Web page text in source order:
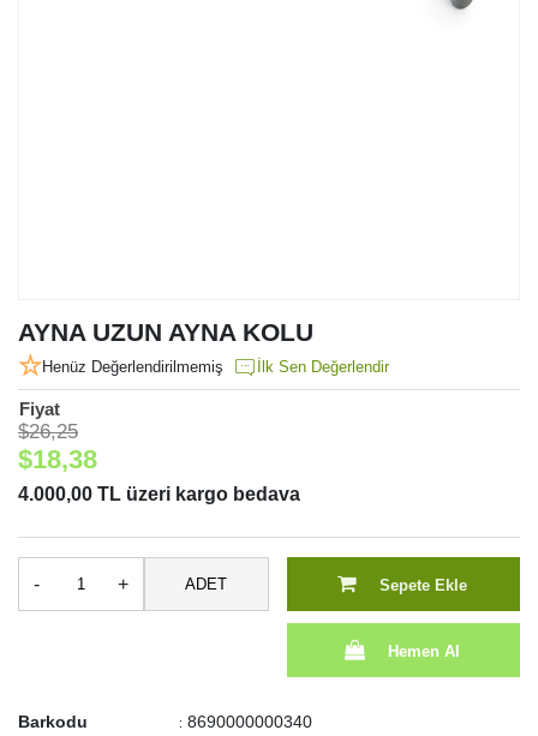
AYNA UZUN AYNA KOLU
Henüz Değerlendirilmemiş İlk Sen Değerlendir
Fiyat
$26,25
$18,38
4.000,00 TL üzeri kargo bedava
- + ADET Sepete Ekle
Hemen Al
Barkodu : 8690000000340